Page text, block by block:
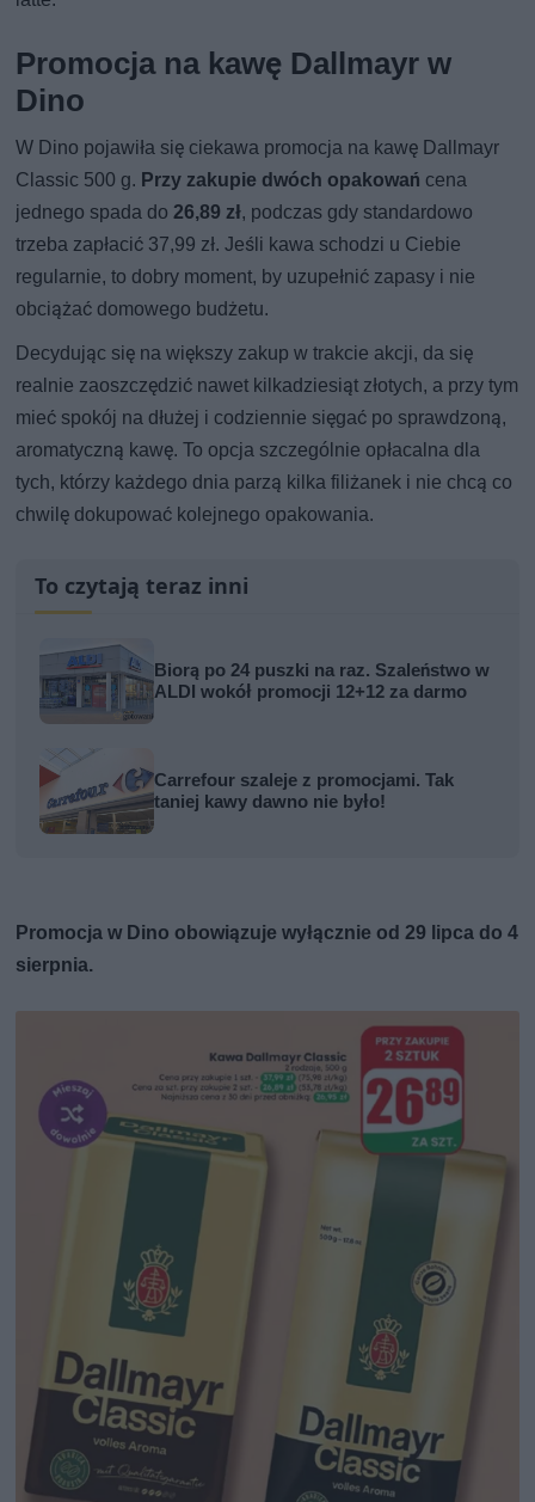
Promocja na kawę Dallmayr w
Dino
W Dino pojawiła się ciekawa promocja na kawę Dallmayr
Classic 500 g. Przy zakupie dwóch opakowań cena
jednego spada do26,89 zł, podczas gdy standardowo
trzeba zapłacić 37,99 zł. Jeśli kawa schodzi u Ciebie
regularnie, to dobry moment, by uzupełnić zapasy i nie
obciążać domowego budżetu.
Decydując się na większy zakup w trakcie akcji, da się
realnie zaoszczędzić nawet kilkadziesiąt złotych, a przy tym
mieć spokój na dłużej i codziennie sięgać po sprawdzoną,
aromatyczną kawę. To opcja szczególnie opłacalna dla
tych, którzy każdego dnia parzą kilka filiżanek i nie chcą co
chwilę dokupować kolejnego opakowania.
To czytają teraz inni
Biorą po 24 puszki na raz. Szaleństwo w
ALDI wokół promocji 12+12 za darmo
Carrefour szaleje z promocjami. Tak
taniej kawy dawno nie było!
Promocja w Dino obowiązuje wyłącznie od 29 lipca do 4
sierpnia.